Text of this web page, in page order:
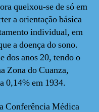
queixou-se de só em
a orientação básica
individual, em
a doença do sono.
dos anos 20, tendo o
Zona do Cuanza,
0,14% em 1934.
Conferência Médica